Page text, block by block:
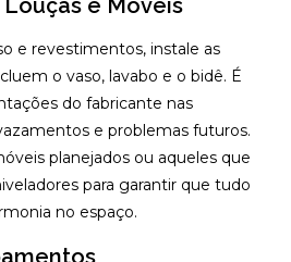
e Móveis
e revestimentos, instale as
o vaso, lavabo e o bidê. É
do fabricante nas
e problemas futuros.
planejados ou aqueles que
para garantir que tudo
no espaço.